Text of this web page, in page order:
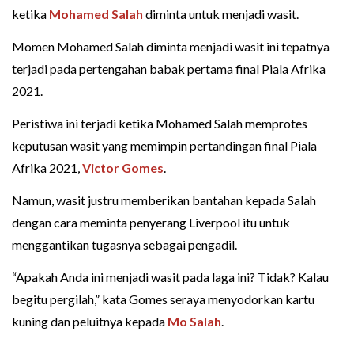
ketika Mohamed Salah diminta untuk menjadi wasit.
Momen Mohamed Salah diminta menjadi wasit ini tepatnya
terjadi pada pertengahan babak pertama final Piala Afrika
2021.
Peristiwa ini terjadi ketika Mohamed Salah memprotes
keputusan wasit yang memimpin pertandingan final Piala
Afrika 2021,Victor Gomes.
Namun, wasit justru memberikan bantahan kepada Salah
dengan cara meminta penyerang Liverpool itu untuk
menggantikan tugasnya sebagai pengadil.
“Apakah Anda ini menjadi wasit pada laga ini? Tidak? Kalau
begitu pergilah,” kata Gomes seraya menyodorkan kartu
kuning dan peluitnya kepada Mo Salah.